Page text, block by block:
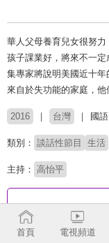
華人父母養育兒女很努
孩子課業好，將來不一
集專家將說明美國近十
來自於失功能的家庭，
2016 台灣 國語
類別： 談話性節目 生活
主持： 高怡平
首頁 電視頻道